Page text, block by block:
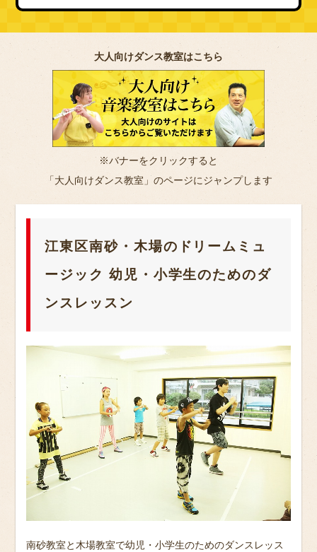
大人向けダンス教室はこちら
※バナーをクリックすると
「大人向けダンス教室」のページにジャンプします
江東区南砂・木場のドリームミュ
ージック 幼児・小学生のためのダ
ンスレッスン
南砂教室と木場教室で幼児・小学生のためのダンスレッス